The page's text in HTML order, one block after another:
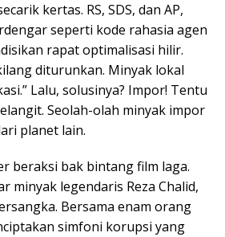
kertas. RS, SDS, dan AP,
seperti kode rahasia agen
rapat optimalisasi hilir.
diturunkan. Minyak lokal
Lalu, solusinya? Impor! Tentu
Seolah-olah minyak impor
planet lain.
beraksi bak bintang film laga.
minyak legendaris Reza Chalid,
Bersama enam orang
simfoni korupsi yang